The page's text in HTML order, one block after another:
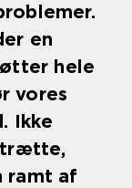
en
hele
vores
Ikke
trætte,
ramt af